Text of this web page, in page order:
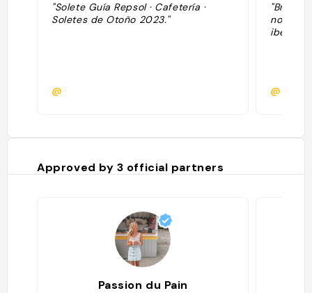
"Solete Guía Repsol · Cafetería ·
Soletes de Otoño 2023."
@
ibérique
@lflrt
Approved by 3 official partners
Passion du Pain